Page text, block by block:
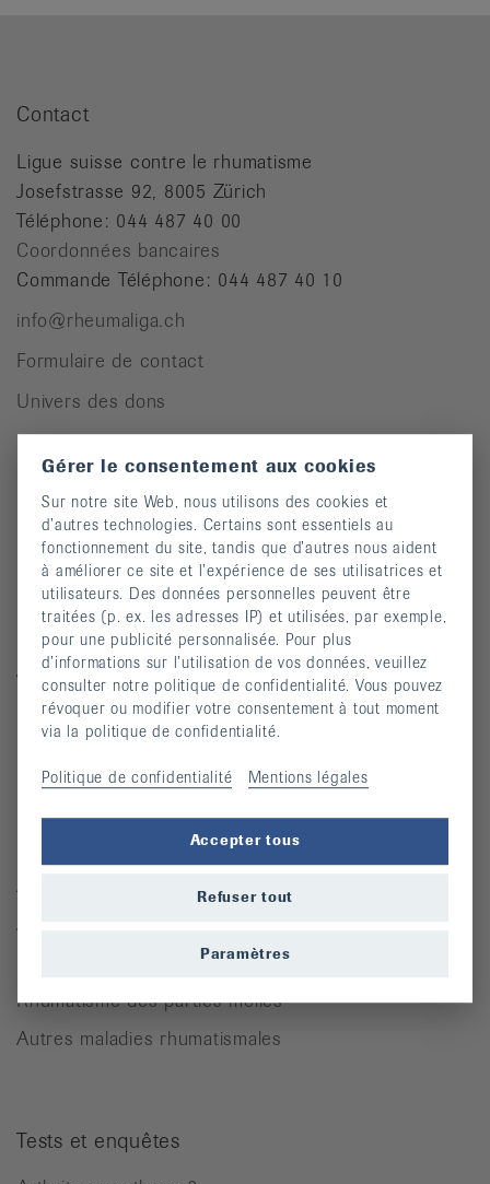
Contact
Ligue suisse contre le rhumatisme
Josefstrasse 92, 8005 Zürich
Téléphone: 044 487 40 00
Coordonnées bancaires
Commande Téléphone: 044 487 40 10
info@rheumaliga.ch
Formulaire de contact
Univers des dons
Cours
Manifestations
Prévention des chutes
Publications
Vidéos
Lettre d’information
Maladies rhumatismales
Arthrite
Arthrose
Rhumatisme des parties molles
Autres maladies rhumatismales
Tests et enquêtes
Gérer le consentement aux cookies
Sur notre site Web, nous utilisons des cookies et
d’autres technologies. Certains sont essentiels au
fonctionnement du site, tandis que d’autres nous aident
à améliorer ce site et l’expérience de ses utilisatrices et
utilisateurs. Des données personnelles peuvent être
traitées (p. ex. les adresses IP) et utilisées, par exemple,
pour une publicité personnalisée. Pour plus
d’informations sur l’utilisation de vos données, veuillez
consulter notre politique de confidentialité. Vous pouvez
révoquer ou modifier votre consentement à tout moment
via la politique de confidentialité.
Politique de confidentialité Mentions légales
Accepter tous
Refuser tout
Paramètres